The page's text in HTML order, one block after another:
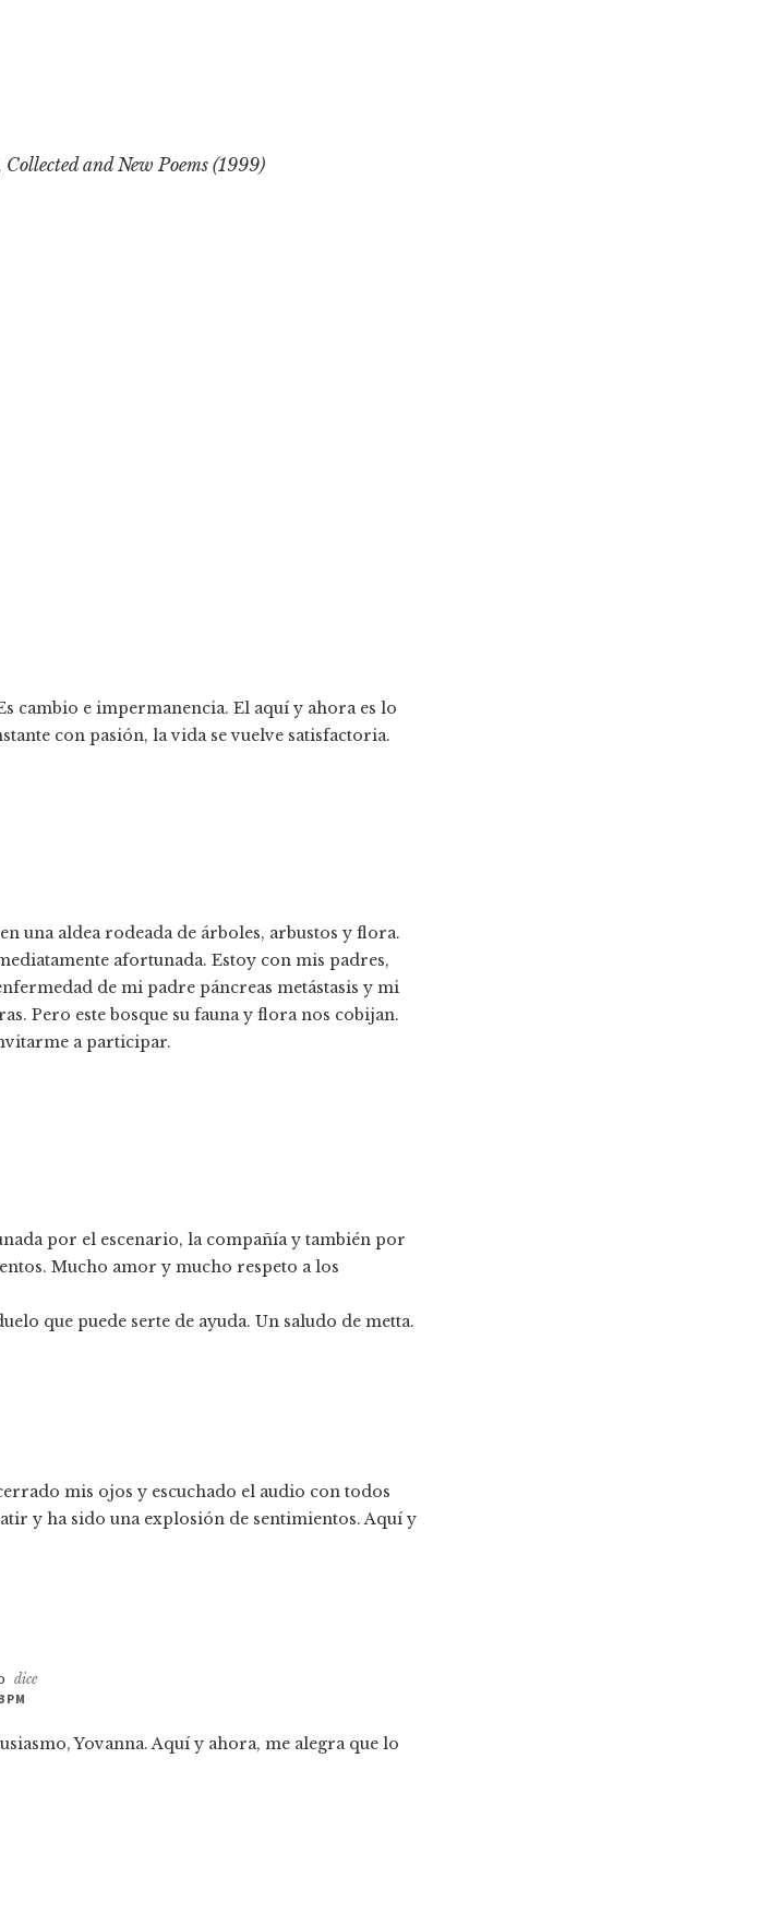
and New Poems (1999)
cambio e impermanencia. El aquí y ahora es lo
con pasión, la vida se vuelve satisfactoria.
una aldea rodeada de árboles, arbustos y flora.
afortunada. Estoy con mis padres,
de mi padre páncreas metástasis y mi
Pero este bosque su fauna y flora nos cobijan.
a participar.
por el escenario, la compañía y también por
Mucho amor y mucho respeto a los
que puede serte de ayuda. Un saludo de metta.
mis ojos y escuchado el audio con todos
y ha sido una explosión de sentimientos. Aquí y
dice
PM
Yovanna. Aquí y ahora, me alegra que lo